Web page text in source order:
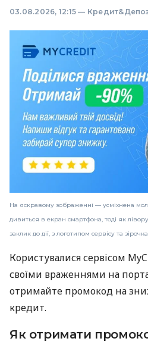
03.08.2026, 12:15 —
На яскравому зображенні — усміхнена
дивиться в екран смартфона, тоді як
заклик до дії, з логотипом сервісу та
Користувалися сервісом
своїми враженнями на
отримайте промокод на
кредит.
Як отримати